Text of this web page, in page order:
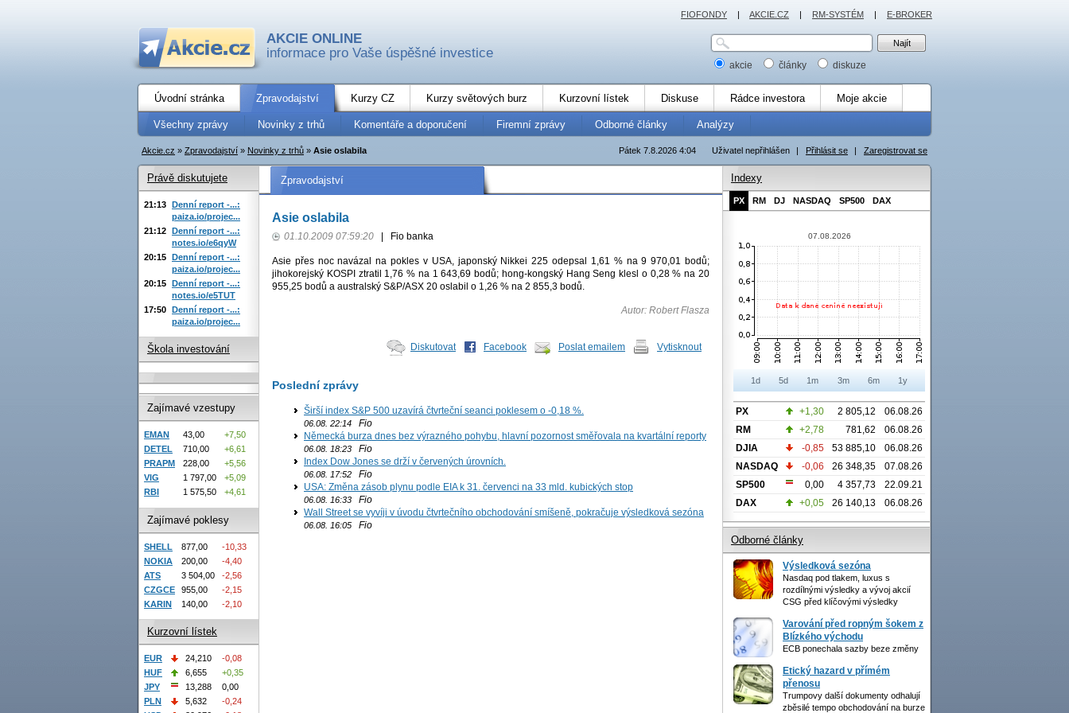
AKCIE ONLINE
informace pro Vaše úspěšné investice
akcie články diskuze
Úvodní stránka Zpravodajství Kurzy CZ Kurzy světových burz Kurzovní lístek Diskuse Rádce investora Moje akcie
Všechny zprávy Novinky z trhů Komentáře a doporučení Firemní zprávy Odborné články Analýzy
Uživatel nepřihlášen | Přihlásit se | Zaregistrovat se
Pátek 7.8.2026 4:04
Akcie.cz » Zpravodajství » Novinky z trhů » Asie oslabila
Zpravodajství
Asie oslabila
01.10.2009 07:59:20 Fio banka
Asie přes noc navázal na pokles v USA, japonský Nikkei 225 odepsal 1,61 % na 9 970,01 bodů;
jihokorejský KOSPI ztratil 1,76 % na 1 643,69 bodů; hong-kongský Hang Seng klesl o 0,28 % na 20
955,25 bodů a australský S&P/ASX 20 oslabil o 1,26 % na 2 855,3 bodů.
Autor: Robert Flasza
Diskutovat Facebook Poslat emailem Vytisknout
Poslední zprávy
Širší index S&P 500 uzavírá čtvrteční seanci poklesem o -0,18 %.
06.08. 22:14 Fio
Německá burza dnes bez výrazného pohybu, hlavní pozornost směřovala na kvartální reporty
06.08. 18:23 Fio
Index Dow Jones se drží v červených úrovních.
06.08. 17:52 Fio
USA: Změna zásob plynu podle EIA k 31. červenci na 33 mld. kubických stop
06.08. 16:33 Fio
Wall Street se vyvíji v úvodu čtvrtečního obchodování smíšeně, pokračuje výsledková sezóna
06.08. 16:05 Fio
Právě diskutujete
21:13 Denní report -...:
paiza.io/projec...
21:12 Denní report -...:
notes.io/e6qyW
20:15 Denní report -...:
paiza.io/projec...
20:15 Denní report -...:
notes.io/e5TUT
17:50 Denní report -...:
paiza.io/projec...
Škola investování
Zajímavé vzestupy
EMAN 43,00
+7,50
DETEL
710,00
+6,61
PRAPM
228,00
+5,56
VIG
1 797,00
+5,09
RBI
1 575,50 +4,61
Zajímavé poklesy
SHELL 877,00
-10,33
NOKIA
200,00
-4,40
ATS
3 504,00
-2,56
CZGCE
955,00
-2,15
KARIN
140,00 -2,10
Kurzovní lístek
EUR 24,210
-0,08
HUF
6,655
+0,35
JPY
13,288
0,00
PLN
5,632
-0,24
Indexy
PX RM DJ NASDAQ SP500 DAX
07.08.2026
1d 5d 1m 3m 6m 1y
PX +1,30 2 805,12
06.08.26
RM
+2,78 781,62
06.08.26
DJIA
-0,85 53 885,10
06.08.26
NASDAQ
-0,06 26 348,35
07.08.26
SP500
0,00 4 357,73
22.09.21
DAX
+0,05 26 140,13 06.08.26
Odborné články
Výsledková sezóna
Nasdaq pod tlakem, luxus s
rozdílnými výsledky a vývoj akcií
CSG před klíčovými výsledky
Varování před ropným šokem z
Blízkého východu
ECB ponechala sazby beze změny
Etický hazard v přímém
přenosu
Trumpovy další dokumenty odhalují
zběsilé tempo obchodování na burze
FIOFONDY | AKCIE.CZ | RM-SYSTÉM | E-BROKER